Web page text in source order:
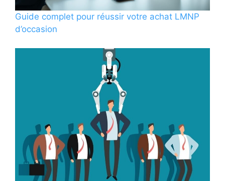
Guide complet pour réussir votre achat LMNP
d’occasion